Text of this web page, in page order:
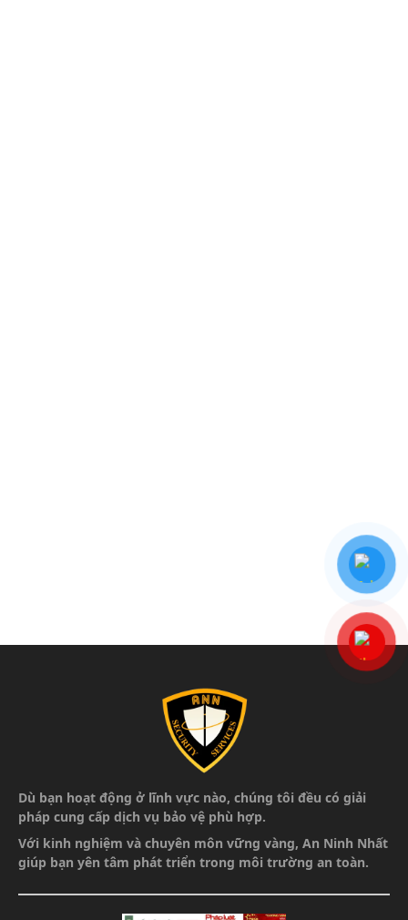
Dù bạn hoạt động ở lĩnh vực nào, chúng tôi đều có giải
pháp cung cấp dịch vụ bảo vệ phù hợp.
Với kinh nghiệm và chuyên môn vững vàng, An Ninh Nhất
giúp bạn yên tâm phát triển trong môi trường an toàn.